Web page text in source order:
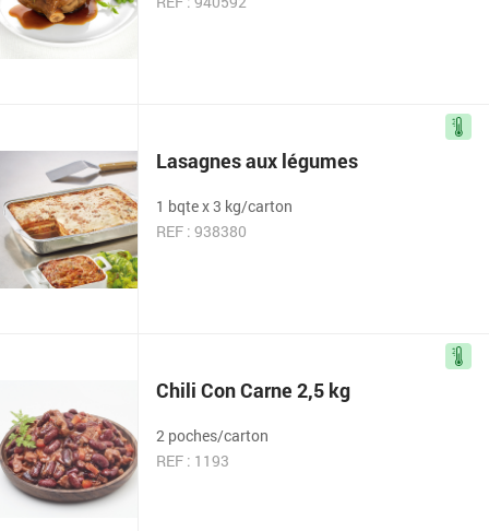
Lasagnes aux légumes
1 bqte x 3 kg/carton
REF : 938380
Chili Con Carne 2,5 kg
2 poches/carton
REF : 1193